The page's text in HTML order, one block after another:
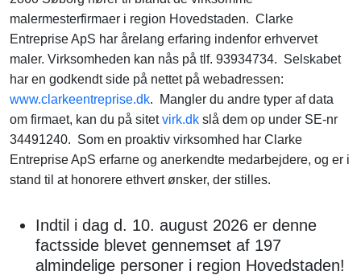
malermesterfirmaer i region Hovedstaden. Clarke
Entreprise ApS har årelang erfaring indenfor erhvervet
maler. Virksomheden kan nås på tlf. 93934734. Selskabet
har en godkendt side på nettet på webadressen:
www.clarkeentreprise.dk. Mangler du andre typer af data
om firmaet, kan du på sitetvirk.dk slå dem op under SE-nr
34491240. Som en proaktiv virksomhed har Clarke
Entreprise ApS erfarne og anerkendte medarbejdere, og er i
stand til at honorere ethvert ønsker, der stilles.
Indtil i dag d. 10. august 2026 er denne
factsside blevet gennemset af 197
almindelige personer i region Hovedstaden!